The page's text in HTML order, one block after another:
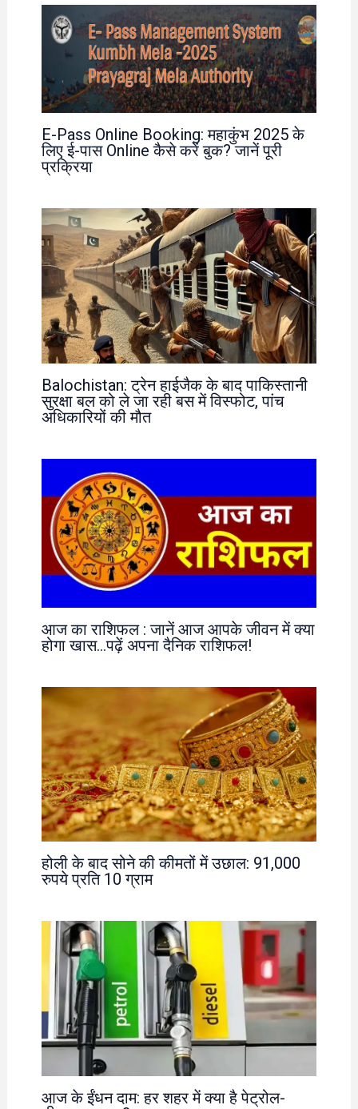
E-Pass Online Booking: महाकुंभ 2025 के
लिए ई-पास Online कैसे करें बुक? जानें पूरी
प्रक्रिया
Balochistan: ट्रेन हाईजैक के बाद पाकिस्तानी
सुरक्षा बल को ले जा रही बस में विस्फोट, पांच
अधिकारियों की मौत
आज का राशिफल : जानें आज आपके जीवन में क्या
होगा खास…पढ़ें अपना दैनिक राशिफल!
होली के बाद सोने की कीमतों में उछाल: 91,000
रुपये प्रति 10 ग्राम
आज के ईंधन दाम: हर शहर में क्या है पेट्रोल-